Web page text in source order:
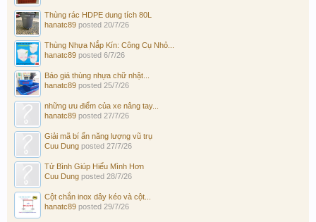
Thùng rác HDPE dung tích 80L
hanatc89 posted 20/7/26
Thùng Nhựa Nắp Kín: Công Cụ Nhỏ...
hanatc89 posted 6/7/26
Báo giá thùng nhựa chữ nhật...
hanatc89 posted 25/7/26
những ưu điểm của xe nâng tay...
hanatc89 posted 27/7/26
Giải mã bí ẩn năng lượng vũ trụ
Cuu Dung posted 27/7/26
Tử Bình Giúp Hiểu Mình Hơn
Cuu Dung posted 28/7/26
Cột chắn inox dây kéo và cột...
hanatc89 posted 29/7/26